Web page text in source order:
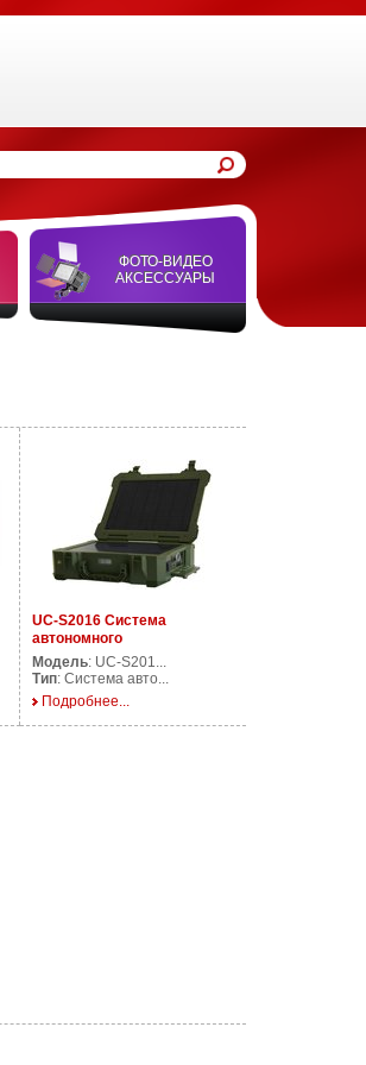
ФОТО-ВИДЕО
АКСЕССУАРЫ
UC-S2016 Система
автономного
электропитания
Модель: UC-S201...
Тип: Система авто...
Подробнее...